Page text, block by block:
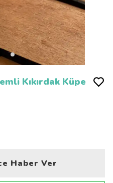
Kıkırdak Küpe
Haber Ver